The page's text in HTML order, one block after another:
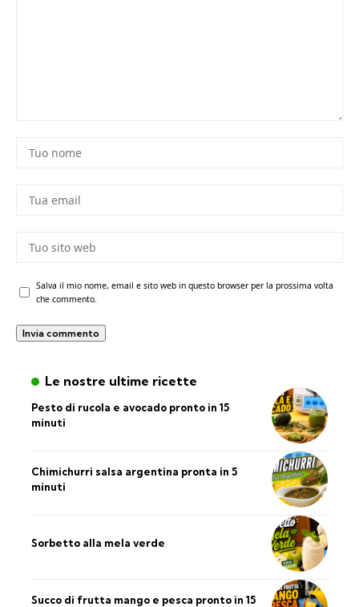
Salva il mio nome, email e sito web in questo browser per la prossima volta
che commento.
Le nostre ultime ricette
Pesto di rucola e avocado pronto in 15
minuti
Chimichurri salsa argentina pronta in 5
minuti
Sorbetto alla mela verde
Succo di frutta mango e pesca pronto in 15